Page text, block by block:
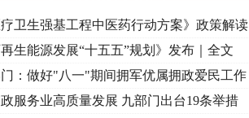
疗卫生强基工程中医药行动方案》政策解读
再生能源发展“十五五”规划》发布｜全文
：做好"八一"期间拥军优属拥政爱民工作
服务业高质量发展 九部门出台19条举措